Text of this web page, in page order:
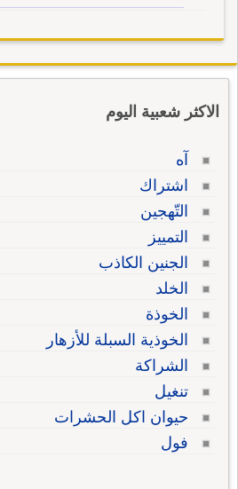
الاكثر شعبية اليوم
آه
اشتراك
التّهجين
التمييز
الجنين الكاذب
الخلد
الخوذة
الخوذية السبلة للأزهار
الشراكة
تنغيل
حيوان اكل الحشرات
فول